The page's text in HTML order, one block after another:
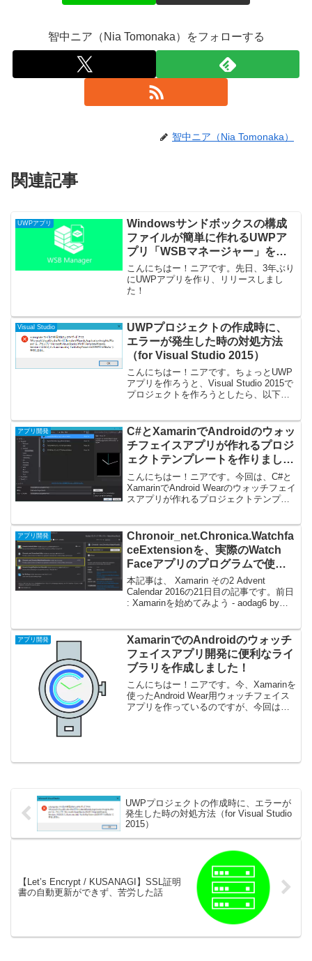
智中ニア（Nia Tomonaka）をフォローする
智中ニア（Nia Tomonaka）
関連記事
UWPアプリ
Windowsサンドボックスの構成
ファイルが簡単に作れるUWPア
プリ「WSBマネージャー」をリ
リースしました！
こんにちはー！ニアです。先日、3年ぶり
にUWPアプリを作り、リリースしまし
た！
Visual Studio
UWPプロジェクトの作成時に、
エラーが発生した時の対処方法
（for Visual Studio 2015）
こんにちはー！ニアです。ちょっとUWP
アプリを作ろうと、Visual Studio 2015で
プロジェクトを作ろうとしたら、以下の
ど・・・
アプリ開発
C#とXamarinでAndroidのウォッ
チフェイスアプリが作れるプロジ
ェクトテンプレートを作りまし
た！
こんにちはー！ニアです。今回は、C#と
XamarinでAndroid Wearのウォッチフェイ
スアプリが作れるプロジェクトテンプレ
lates」を作りました。アナログ...
アプリ開発
Chronoir_net.Chronica.Watchfa
ceExtensionを、実際のWatch
Faceアプリのプログラムで使っ
てみる
本記事は、 Xamarin その2 Advent
Calendar 2016の21日目の記事です。前日
: Xamarinを始めてみよう - aodag6 by
アプリ開発
XamarinでのAndroidのウォッチ
フェイスアプリ開発に便利なライ
ブラリを作成しました！
こんにちはー！ニアです。今、Xamarinを
使ったAndroid Wear用ウォッチフェイス
アプリを作っているのですが、今回はそ
UWPプロジェクトの作成時に、エラーが
発生した時の対処方法（for Visual Studio
2015）
【Let’s Encrypt / KUSANAGI】SSL証明
書の自動更新ができず、苦労した話